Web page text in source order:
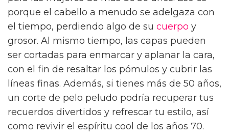
porque el cabello a menudo se adelgaza con
el tiempo, perdiendo algo de su cuerpo y
grosor. Al mismo tiempo, las capas pueden
ser cortadas para enmarcar y aplanar la cara,
con el fin de resaltar los pómulos y cubrir las
líneas finas. Además, si tienes más de 50 años,
un corte de pelo peludo podría recuperar tus
recuerdos divertidos y refrescar tu estilo, así
como revivir el espíritu cool de los años 70.